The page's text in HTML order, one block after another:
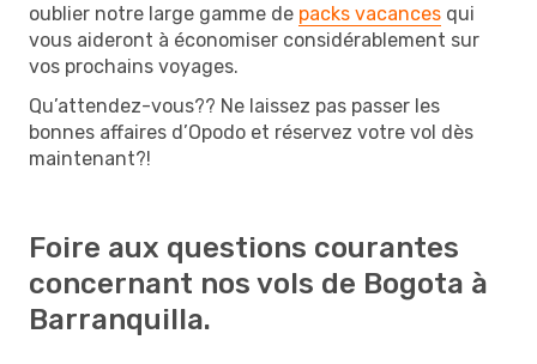
oublier notre large gamme de packs vacances qui
vous aideront à économiser considérablement sur
vos prochains voyages.
Qu’attendez-vous?? Ne laissez pas passer les
bonnes affaires d’Opodo et réservez votre vol dès
maintenant?!
Foire aux questions courantes
concernant nos vols de Bogota à
Barranquilla.